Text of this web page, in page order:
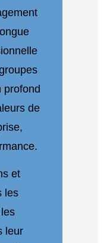
profond
de
et
les
leur